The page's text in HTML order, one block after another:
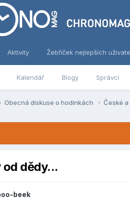
Kalendář Blogy Správci
Aktivity Žebříček nejlepších
Obecná diskuse o hodinkách České
od dědy...
beek